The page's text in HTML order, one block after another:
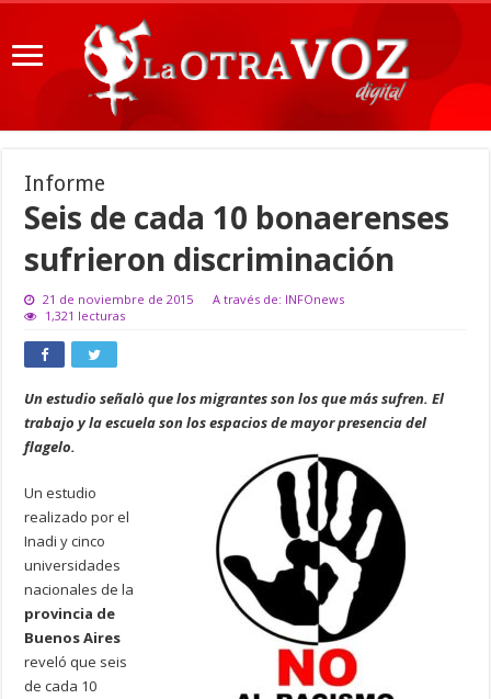
Informe
Seis de cada 10 bonaerenses
sufrieron discriminación
21 de noviembre de 2015
A través de: INFOnews
1,321 lecturas
Un estudio señalò que los migrantes son los que más sufren. El
trabajo y la escuela son los espacios de mayor presencia del
flagelo.
Un estudio
realizado por el
Inadi y cinco
universidades
nacionales de la
provincia de
Buenos Aires
reveló que seis
de cada 10